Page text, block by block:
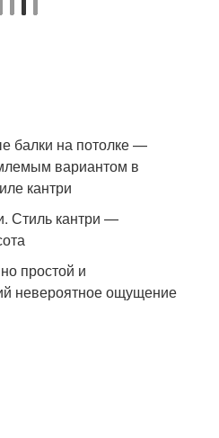
балки на потолке —
вариантом в
кантри
простой и
невероятное ощущение